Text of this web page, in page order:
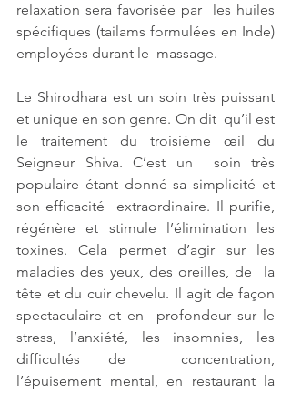
relaxation sera favorisée par  les huiles
spécifiques (tailams formulées en Inde)
employées durant le  massage.
Le Shirodhara est un soin très puissant
et unique en son genre. On dit  qu’il est
le traitement du troisième œil du
Seigneur Shiva. C’est un  soin très
populaire étant donné sa simplicité et
son efficacité  extraordinaire. Il purifie,
régénère et stimule l’élimination les
toxines. Cela permet d’agir sur les
maladies des yeux, des oreilles, de  la
tête et du cuir chevelu. Il agit de façon
spectaculaire et en  profondeur sur le
stress, l’anxiété, les insomnies, les
difficultés de  concentration,
l’épuisement mental, en restaurant la